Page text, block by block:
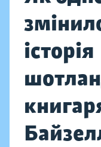
історія